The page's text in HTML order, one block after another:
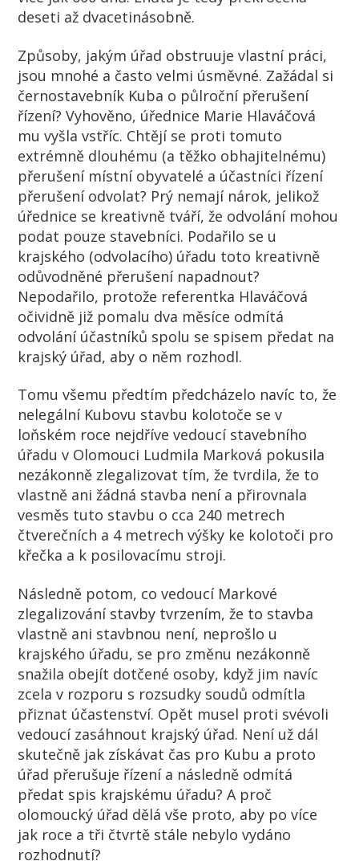
deseti až dvacetinásobně.
Způsoby, jakým úřad obstruuje vlastní práci,
jsou mnohé a často velmi úsměvné. Zažádal si
černostavebník Kuba o půlroční přerušení
řízení? Vyhověno, úřednice Marie Hlaváčová
mu vyšla vstříc. Chtějí se proti tomuto
extrémně dlouhému (a těžko obhajitelnému)
přerušení místní obyvatelé a účastníci řízení
přerušení odvolat? Prý nemají nárok, jelikož
úřednice se kreativně tváří, že odvolání mohou
podat pouze stavebníci. Podařilo se u
krajského (odvolacího) úřadu toto kreativně
odůvodněné přerušení napadnout?
Nepodařilo, protože referentka Hlaváčová
očividně již pomalu dva měsíce odmítá
odvolání účastníků spolu se spisem předat na
krajský úřad, aby o něm rozhodl.
Tomu všemu předtím předcházelo navíc to, že
nelegální Kubovu stavbu kolotoče se v
loňském roce nejdříve vedoucí stavebního
úřadu v Olomouci Ludmila Marková pokusila
nezákonně zlegalizovat tím, že tvrdila, že to
vlastně ani žádná stavba není a přirovnala
vesměs tuto stavbu o cca 240 metrech
čtverečních a 4 metrech výšky ke kolotoči pro
křečka a k posilovacímu stroji.
Následně potom, co vedoucí Markové
zlegalizování stavby tvrzením, že to stavba
vlastně ani stavbnou není, neprošlo u
krajského úřadu, se pro změnu nezákonně
snažila obejít dotčené osoby, když jim navíc
zcela v rozporu s rozsudky soudů odmítla
přiznat účastenství. Opět musel proti svévoli
vedoucí zasáhnout krajský úřad. Není už dál
skutečně jak získávat čas pro Kubu a proto
úřad přerušuje řízení a následně odmítá
předat spis krajskému úřadu? A proč
olomoucký úřad dělá vše proto, aby po více
jak roce a tři čtvrtě stále nebylo vydáno
rozhodnutí?